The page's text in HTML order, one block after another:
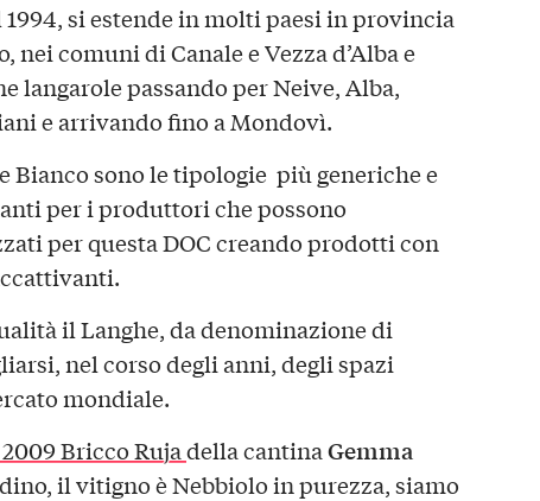
1994, si estende in molti paesi in provincia
nei comuni di Canale e Vezza d’Alba e
langarole passando per Neive, Alba,
e arrivando fino a Mondovì.
Bianco sono le tipologie più generiche e
per i produttori che possono
per questa DOC creando prodotti con
il Langhe, da denominazione di
nel corso degli anni, degli spazi
mondiale.
Bricco Rujadella cantinaGemma
il vitigno è Nebbiolo in purezza, siamo